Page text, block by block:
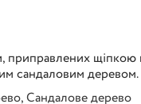
приправлених щіпкою
сандаловим деревом.
, Сандалове дерево